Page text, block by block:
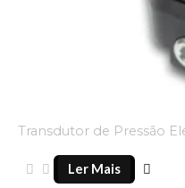
Transdutor de Pressão
Ler Mais